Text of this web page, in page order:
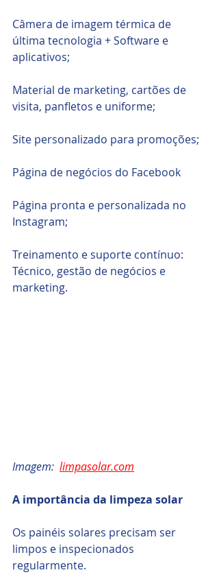
Câmera de imagem térmica de
última tecnologia + Software e
aplicativos;
Material de marketing, cartões de
visita, panfletos e uniforme;
Site personalizado para promoções;
Página de negócios do Facebook
Página pronta e personalizada no
Instagram;
Treinamento e suporte contínuo:
Técnico, gestão de negócios e
marketing.
Imagem: limpasolar.com
A importância da limpeza solar
Os painéis solares precisam ser
limpos e inspecionados
regularmente.